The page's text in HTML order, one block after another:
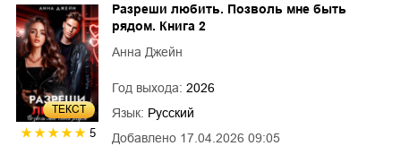
ТЕКСТ
5 Добавлено 17.04.2026 09:05
Разреши любить. Позволь мне быть
рядом. Книга 2
Анна Джейн
Год выхода: 2026
Язык: Русский